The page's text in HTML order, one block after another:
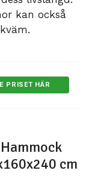
kan också
PRISET HÄR
cm